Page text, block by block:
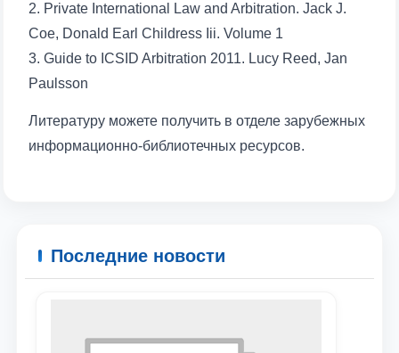
2. Private International Law and Arbitration. Jack J.
Coe, Donald Earl Childress Iii. Volume 1
3. Guide to ICSID Arbitration 2011. Lucy Reed, Jan
Paulsson
Литературу можете получить в отделе зарубежных
информационно-библиотечных ресурсов.
Последние новости